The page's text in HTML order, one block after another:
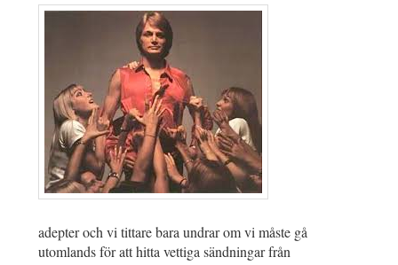
adepter och vi tittare bara undrar om vi måste gå
utomlands för att hitta vettiga sändningar från